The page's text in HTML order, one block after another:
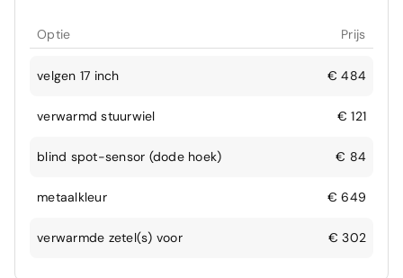
Optie Prijs
velgen 17 inch € 484
verwarmd stuurwiel € 121
blind spot-sensor (dode hoek) € 84
metaalkleur € 649
verwarmde zetel(s) voor € 302